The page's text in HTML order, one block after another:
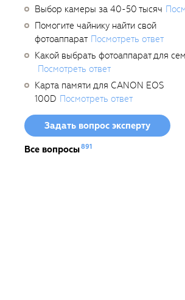
Выбор камеры за 40-50 тысяч
Помогите чайнику найти свой
фотоаппарат Посмотреть ответ
Какой выбрать фотоаппарат для
Посмотреть ответ
Карта памяти для CANON EOS
100D Посмотреть ответ
Задать вопрос эксперту
Все вопросы891